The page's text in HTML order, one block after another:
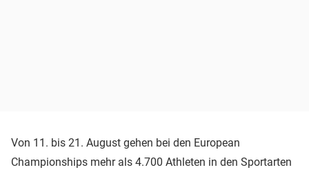
Von 11. bis 21. August gehen bei den European
Championships mehr als 4.700 Athleten in den Sportarten